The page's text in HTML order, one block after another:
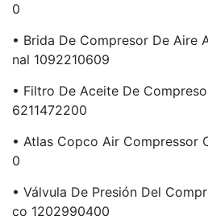
0
• Brida De Compresor De Aire
Nal 1092210609
• Filtro De Aceite De
6211472200
• Atlas Copco Air Compressor
0
• Válvula De Presión Del
Co 1202990400